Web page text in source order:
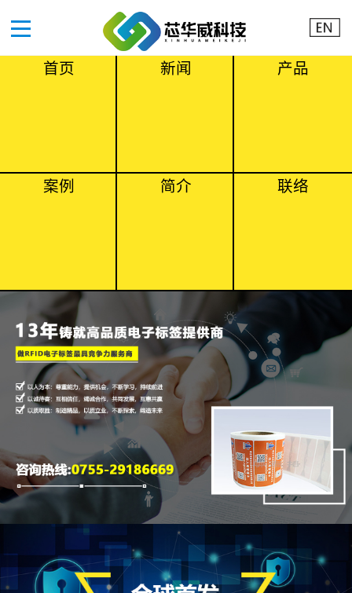
首页 新闻 产品
案例 简介 联络